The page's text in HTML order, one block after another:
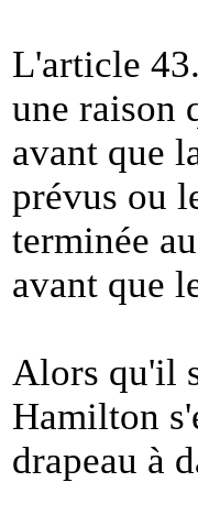
L'article
une raison
avant que
prévus ou
terminée
avant que
Alors qu'il
Hamilton
drapeau à